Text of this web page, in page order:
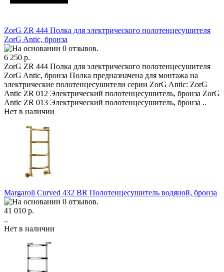
ZorG ZR 444 Полка для электрического полотенцесушителя
ZorG Antic, бронза
6 250 р.
ZorG ZR 444 Полка для электрического полотенцесушителя
ZorG Antic, бронза Полка предназначена для монтажа на
электрические полотенцесушители серии ZorG Antic: ZorG
Antic ZR 012 Электрический полотенцесушитель, бронза ZorG
Antic ZR 013 Электрический полотенцесушитель, бронза ..
Нет в наличии
Margaroli Curved 432 BR Полотенцесушитель водяной, бронза
41 010 р.
..
Нет в наличии